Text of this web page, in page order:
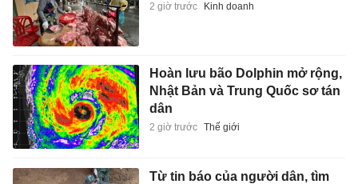
2 giờ trước Kinh doanh
Hoàn lưu bão Dolphin mở rộng,
Nhật Bản và Trung Quốc sơ tán
dân
2 giờ trước Thế giới
Từ tin báo của người dân, tìm